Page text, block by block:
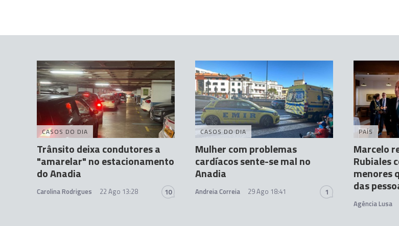
CASOS DO DIA
Trânsito deixa condutores a
"amarelar" no estacionamento
do Anadia
Carolina Rodrigues 22 Ago 13:28 10
CASOS DO DIA
Mulher com problemas
cardíacos sente-se mal no
Anadia
Andreia Correia 29 Ago 18:41 1
PAÍS
Marcelo
Rubiales
menores
das
Agência Lusa